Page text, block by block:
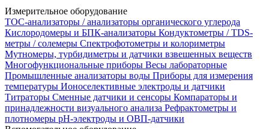
Измерительное оборудование
TOC-анализаторы / анализаторы органического углерода
Кислородомеры и БПК-анализаторы Кондуктометры / TDS-
метры / солемеры Спектрофотометры и колориметры
Мутномеры, турбидиметры и датчики взвешенных веществ
Многофункциональные приборы Весы лабораторные
Промышленные анализаторы воды Приборы для измерения
температуры Ионоселективные электроды и датчики
Титраторы Сменные датчики и сенсоры Компараторы и
принадлежности визуального анализа Рефрактометры и
плотномеры pH-электроды и ОВП-датчики